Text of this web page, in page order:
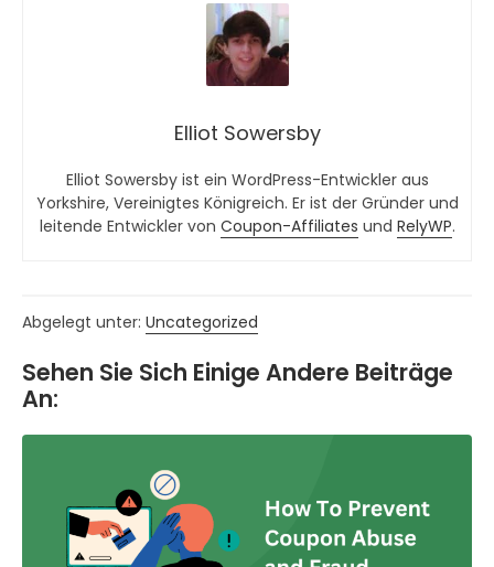
Elliot Sowersby
Elliot Sowersby ist ein WordPress-Entwickler aus
Yorkshire, Vereinigtes Königreich. Er ist der Gründer und
leitende Entwickler von Coupon-Affiliates und RelyWP.
Abgelegt unter: Uncategorized
Sehen Sie Sich Einige Andere Beiträge
An: